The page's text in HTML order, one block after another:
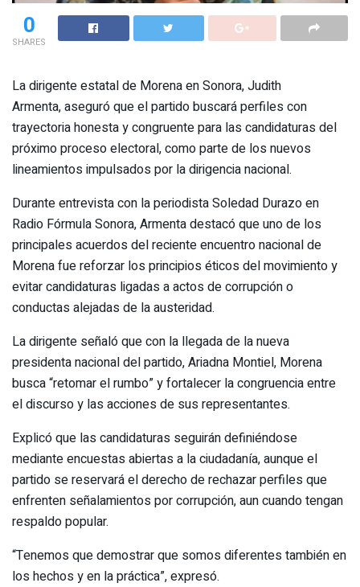
0
SHARES
La dirigente estatal de Morena en Sonora, Judith
Armenta, aseguró que el partido buscará perfiles con
trayectoria honesta y congruente para las candidaturas del
próximo proceso electoral, como parte de los nuevos
lineamientos impulsados por la dirigencia nacional.
Durante entrevista con la periodista Soledad Durazo en
Radio Fórmula Sonora, Armenta destacó que uno de los
principales acuerdos del reciente encuentro nacional de
Morena fue reforzar los principios éticos del movimiento y
evitar candidaturas ligadas a actos de corrupción o
conductas alejadas de la austeridad.
La dirigente señaló que con la llegada de la nueva
presidenta nacional del partido, Ariadna Montiel, Morena
busca “retomar el rumbo” y fortalecer la congruencia entre
el discurso y las acciones de sus representantes.
Explicó que las candidaturas seguirán definiéndose
mediante encuestas abiertas a la ciudadanía, aunque el
partido se reservará el derecho de rechazar perfiles que
enfrenten señalamientos por corrupción, aun cuando tengan
respaldo popular.
“Tenemos que demostrar que somos diferentes también en
los hechos y en la práctica”, expresó.